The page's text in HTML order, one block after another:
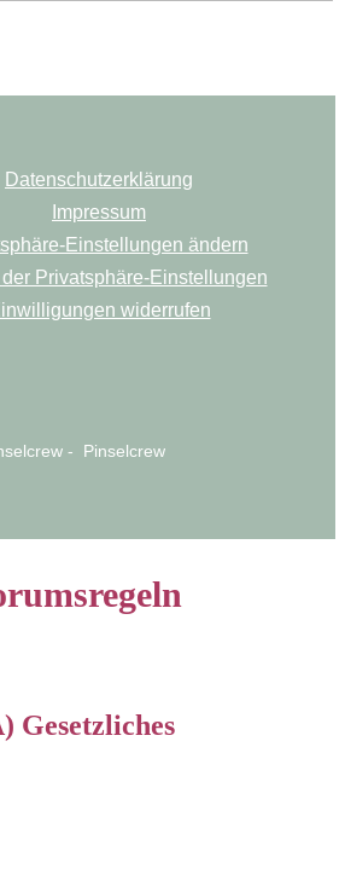
Datenschutzerklärung
Impressum
Einstellungen ändern
der Privatsphäre-Einstellungen
widerrufen
- Pinselcrew
Gesetzliches